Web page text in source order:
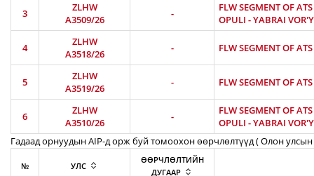
3
ZLHW
A3509/26
-
FLW SEGMENT OF
OPULI - YABRAI
4
ZLHW
A3518/26
- FLW SEGMENT OF
5
ZLHW
A3519/26
- FLW SEGMENT OF
6
ZLHW
A3510/26
-
FLW SEGMENT OF
OPULI - YABRAI
Гадаад орнуудын AIP-д орж буй томоохон өөрчлөлтүүд ( Олон улсын
№ УЛС
ӨӨРЧЛӨЛТИЙН
ДУГААР